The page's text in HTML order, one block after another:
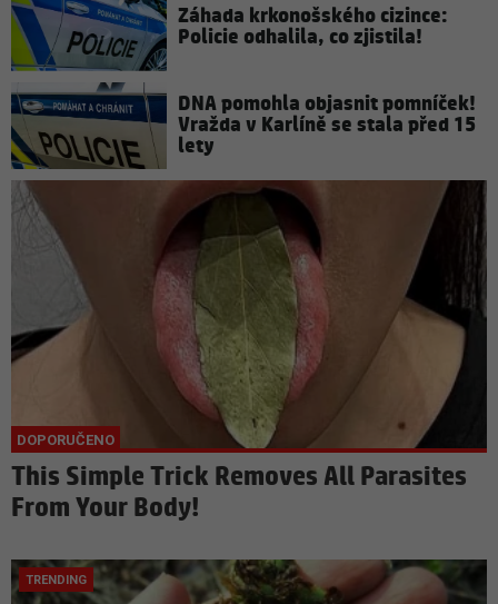
Záhada krkonošského cizince:
Policie odhalila, co zjistila!
DNA pomohla objasnit pomníček!
Vražda v Karlíně se stala před 15
lety
This Simple Trick Removes All Parasites
From Your Body!